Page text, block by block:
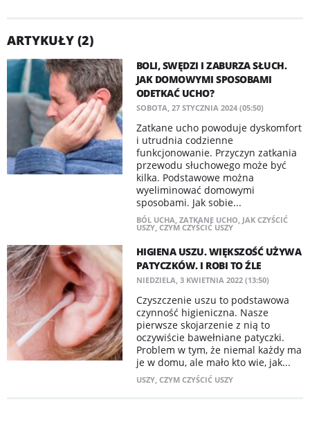
ARTYKUŁY (2)
BOLI, SWĘDZI I ZABURZA SŁUCH.
JAK DOMOWYMI SPOSOBAMI
ODETKAĆ UCHO?
SOBOTA, 27 STYCZNIA 2024 (05:50)
Zatkane ucho powoduje dyskomfort
i utrudnia codzienne
funkcjonowanie. Przyczyn zatkania
przewodu słuchowego może być
kilka. Podstawowe można
wyeliminować domowymi
sposobami. Jak sobie...
BÓL UCHA, ZATKANE UCHO, JAK CZYŚCIĆ
USZY, CZYM CZYŚCIĆ USZY
HIGIENA USZU. WIĘKSZOŚĆ UŻYWA
PATYCZKÓW. I ROBI TO ŹLE
NIEDZIELA, 3 KWIETNIA 2022 (13:50)
Czyszczenie uszu to podstawowa
czynność higieniczna. Nasze
pierwsze skojarzenie z nią to
oczywiście bawełniane patyczki.
Problem w tym, że niemal każdy ma
je w domu, ale mało kto wie, jak...
USZY, CZYM CZYŚCIĆ USZY